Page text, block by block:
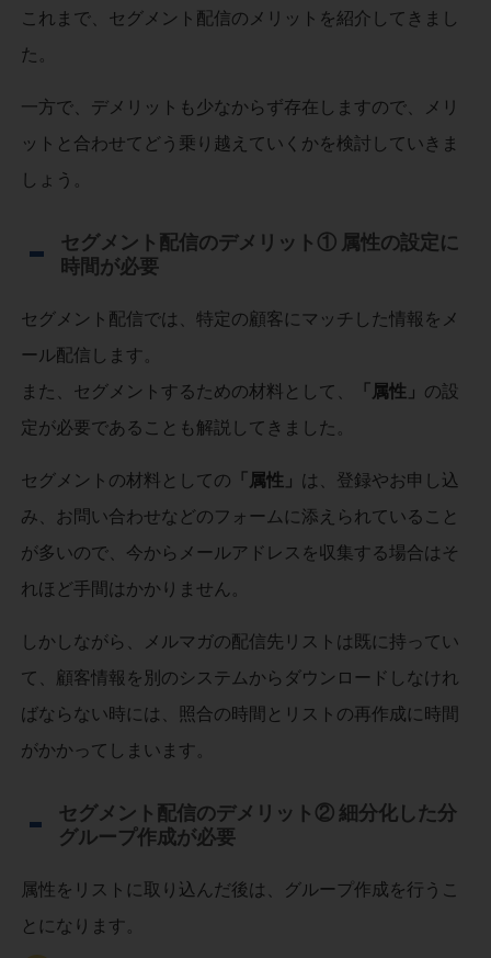
これまで、セグメント配信のメリットを紹介してきまし
た。
一方で、デメリットも少なからず存在しますので、メリ
ットと合わせてどう乗り越えていくかを検討していきま
しょう。
セグメント配信のデメリット① 属性の設定に
時間が必要
セグメント配信では、特定の顧客にマッチした情報をメ
ール配信します。
また、セグメントするための材料として、
「属性」 の設
定が必要であることも解説してきました。
セグメントの材料としての 「属性」 は、登録やお申し込
み、お問い合わせなどのフォームに添えられていること
が多いので、今からメールアドレスを収集する場合はそ
れほど手間はかかりません。
しかしながら、メルマガの配信先リストは既に持ってい
て、顧客情報を別のシステムからダウンロードしなけれ
ばならない時には、照合の時間とリストの再作成に時間
がかかってしまいます。
セグメント配信のデメリット② 細分化した分
グループ作成が必要
属性をリストに取り込んだ後は、グループ作成を行うこ
とになります。